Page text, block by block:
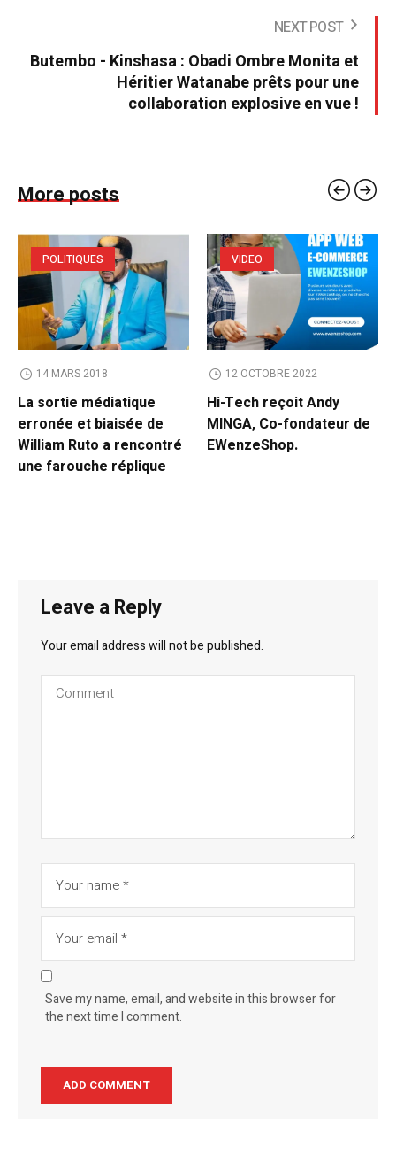
NEXT POST
Butembo - Kinshasa : Obadi Ombre Monita et
Héritier Watanabe prêts pour une
collaboration explosive en vue !
More posts
POLITIQUES
14 MARS 2018
La sortie médiatique
erronée et biaisée de
William Ruto a rencontré
une farouche réplique
VIDEO
12 OCTOBRE 2022
Hi-Tech reçoit Andy
MINGA, Co-fondateur de
EWenzeShop.
Leave a Reply
Your email address will not be published.
Save my name, email, and website in this browser for
the next time I comment.